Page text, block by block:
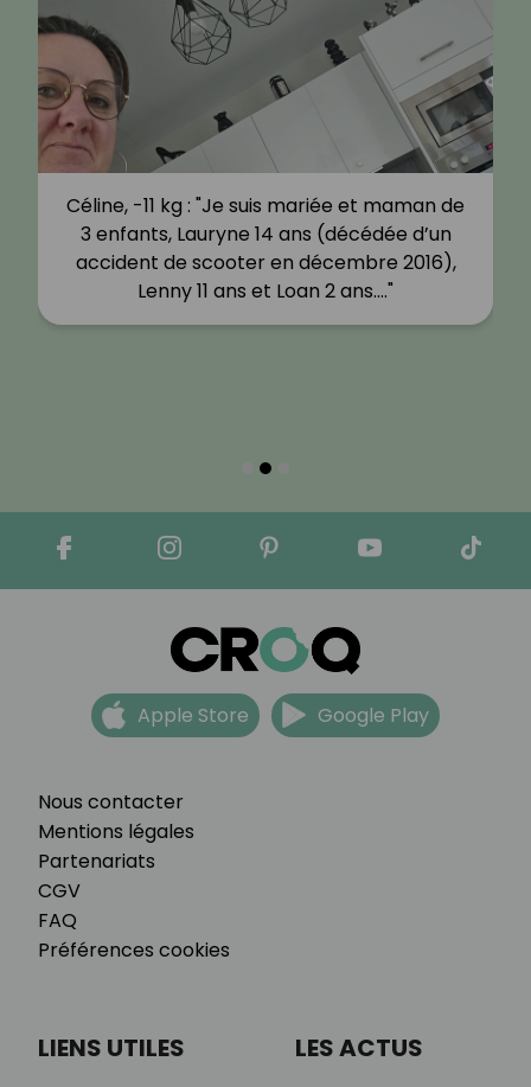
Céline, -11 kg : "Je suis mariée et maman de
3 enfants, Lauryne 14 ans (décédée d’un
accident de scooter en décembre 2016),
Lenny 11 ans et Loan 2 ans.…"
Nous contacter
Mentions légales
Partenariats
CGV
FAQ
Préférences cookies
Apple Store Google Play
LIENS UTILES LES ACTUS